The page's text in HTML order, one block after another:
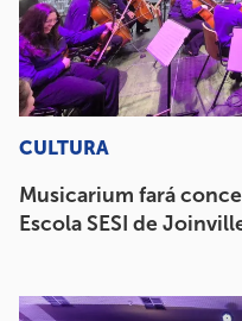
CULTURA
Musicarium fará
Escola SESI de